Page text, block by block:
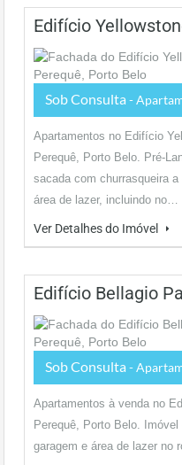
Edifício
Sob Consulta -
Apartamentos no Edifício
Perequê, Porto Belo. Pré-
sacada com churrasqueira
área de lazer, incluindo no…
Ver Detalhes do Imóvel
Edifício Bellagio
Sob Consulta -
Apartamentos à venda no
Perequê, Porto Belo.
garagem e área de lazer no